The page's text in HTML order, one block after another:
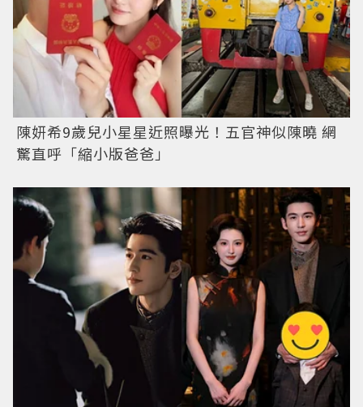
陳妍希9歲兒小星星近照曝光！五官神似陳曉 網
驚直呼「縮小版爸爸」